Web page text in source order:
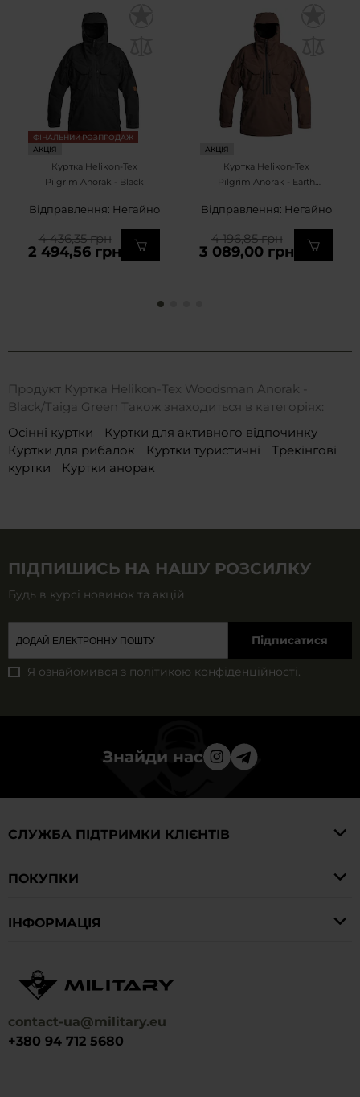
ФІНАЛЬНИЙ РОЗПРОДАЖ
АКЦІЯ
Куртка Helikon-Tex
Pilgrim Anorak - Black
Відправлення: Негайно
2 494,56 грн
4 436,35 грн
АКЦІЯ
Куртка Helikon-Tex
Pilgrim Anorak - Earth
Відправлення: Негайно
3 089,00 грн
4 196,85 грн
Продукт Куртка Helikon-Tex Woodsman Anorak -
Black/Taiga Green Також знаходиться в категоріях:
Осінні куртки
Куртки для активного відпочинку
Куртки для рибалок
Куртки туристичні
Трекінгові
куртки
Куртки анорак
ПІДПИШИСЬ НА НАШУ РОЗСИЛКУ
Будь в курсі новинок та акцій
Підписатися
Я ознайомився з політикою конфіденційності.
Знайди нас
contact-ua@military.eu
+380 94 712 5680
СЛУЖБА ПІДТРИМКИ КЛІЄНТІВ
ПОКУПКИ
IНФОРМАЦІЯ